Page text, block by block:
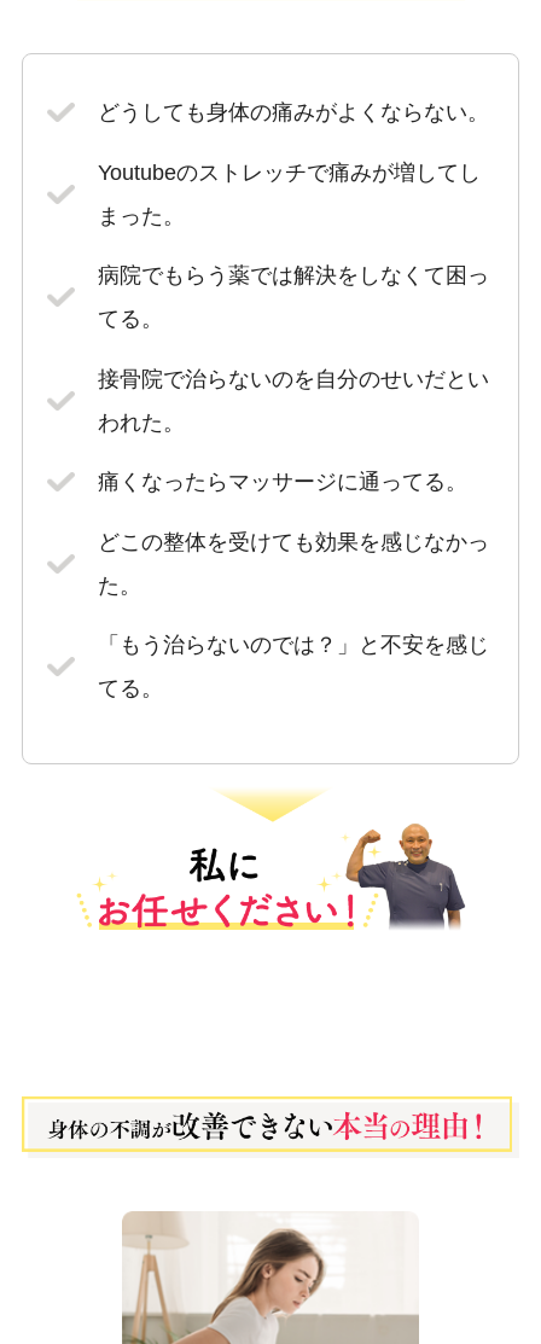
どうしても身体の痛みがよくならない。
Youtubeのストレッチで痛みが増してし
まった。
病院でもらう薬では解決をしなくて困っ
てる。
接骨院で治らないのを自分のせいだとい
われた。
痛くなったらマッサージに通ってる。
どこの整体を受けても効果を感じなかっ
た。
「もう治らないのでは？」と不安を感じ
てる。